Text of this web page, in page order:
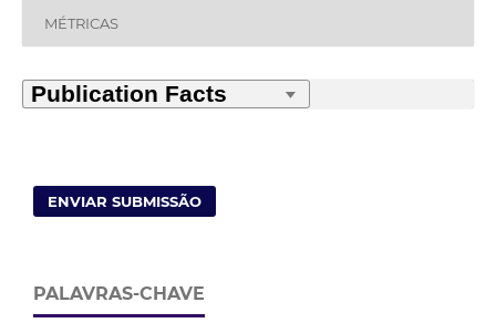
MÉTRICAS
ENVIAR SUBMISSÃO
PALAVRAS-CHAVE